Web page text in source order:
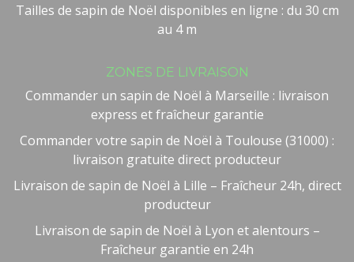
Tailles de sapin de Noël disponibles en ligne : du 30 cm
au 4 m
ZONES DE LIVRAISON
Commander un sapin de Noël à Marseille : livraison
express et fraîcheur garantie
Commander votre sapin de Noël à Toulouse (31000) :
livraison gratuite direct producteur
Livraison de sapin de Noël à Lille – Fraîcheur 24h, direct
producteur
Livraison de sapin de Noël à Lyon et alentours –
Fraîcheur garantie en 24h
Besoin d'aide ?